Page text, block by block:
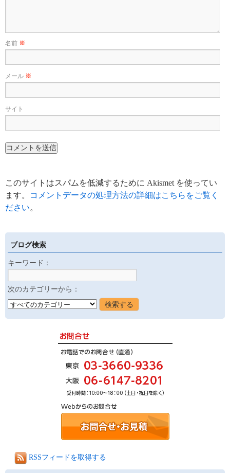
名前 ※
メール ※
サイト
このサイトはスパムを低減するために Akismet を使ってい
ます。
コメントデータの処理方法の詳細はこちらをご覧く
ださい。
ブログ検索
キーワード：
次のカテゴリーから：
RSSフィードを取得する